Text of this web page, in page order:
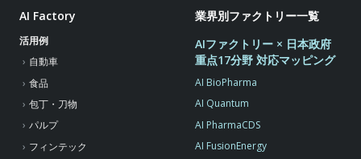
AI Factory
活用例
自動車
食品
包丁・刀物
パルプ
フィンテック
業界別ファクトリー一覧
AIファクトリー × 日本政府
重点17分野 対応マッピング
AI BioPharma
AI Quantum
AI PharmaCDS
AI FusionEnergy